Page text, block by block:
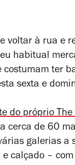
voltar à rua e
habitual
ter
sexta e
do próprio
cerca de 60
galerias
calçado –